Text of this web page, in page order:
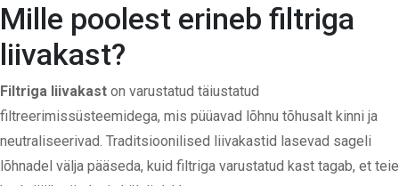
Mille poolest erineb filtriga
liivakast?
Filtriga liivakast on varustatud täiustatud
filtreerimissüsteemidega, mis püüavad lõhnu tõhusalt kinni ja
neutraliseerivad. Traditsioonilised liivakastid lasevad sageli
lõhnadel välja pääseda, kuid filtriga varustatud kast tagab, et teie